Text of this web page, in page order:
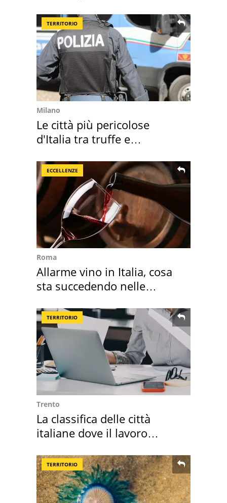
TERRITORIO
Milano
Le città più pericolose
d'Italia tra truffe e
ECCELLENZE
Roma
Allarme vino in Italia, cosa
sta succedendo nelle
TERRITORIO
Trento
La classifica delle città
italiane dove il lavoro
TERRITORIO